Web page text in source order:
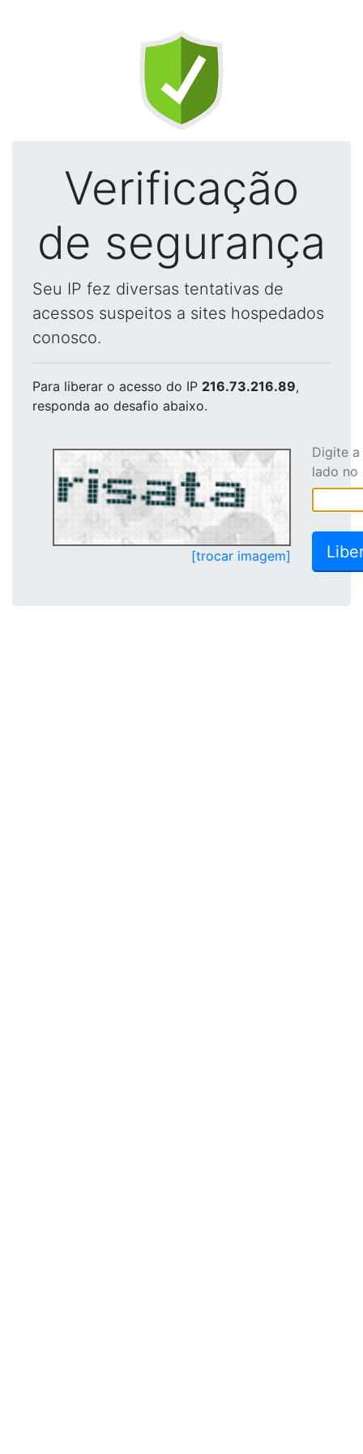
Verificação
de segurança
Seu IP fez diversas tentativas de
acessos suspeitos a sites hospedados
conosco.
Para liberar o acesso do IP 216.73.216.89,
responda ao desafio abaixo.
[trocar imagem]
Digite
lado no